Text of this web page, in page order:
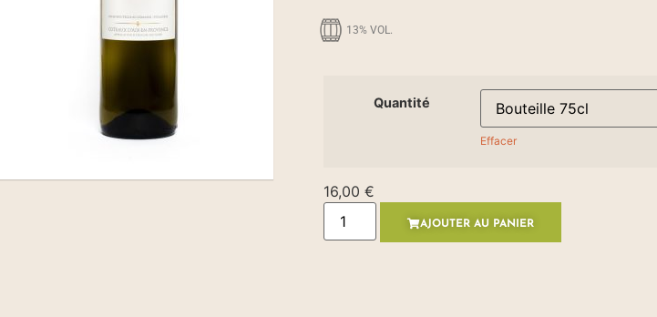
13% VOL.
Quantité
Effacer
16,00 €
AJOUTER AU PANIER